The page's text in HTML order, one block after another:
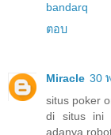
bandarq
ตอบ
Miracle 30
situs poker
di situs ini
adanya